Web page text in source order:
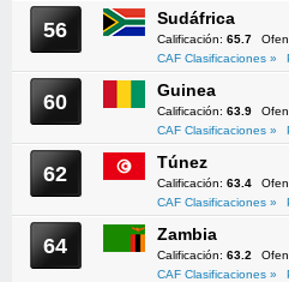
56 Sudáfrica
Calificación: 65.7
CAF Clasificaciones »
60 Guinea
Calificación: 63.9
CAF Clasificaciones »
62 Túnez
Calificación: 63.4
CAF Clasificaciones »
64 Zambia
Calificación: 63.2
CAF Clasificaciones »